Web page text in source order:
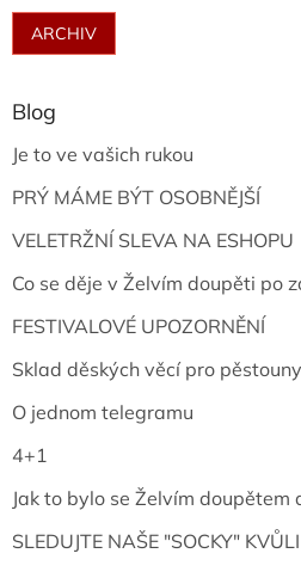
ARCHIV
Blog
Je to ve vašich rukou
PRÝ MÁME BÝT OSOBNĚJŠÍ
VELETRŽNÍ SLEVA NA ESHOPU
Co se děje v Želvím doupěti po
FESTIVALOVÉ UPOZORNĚNÍ
Sklad děských věcí pro
O jednom telegramu
4+1
Jak to bylo se Želvím doupětem
SLEDUJTE NAŠE "SOCKY"